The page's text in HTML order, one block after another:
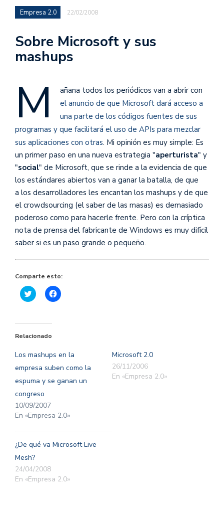
Empresa 2.0 22/02/2008
Sobre Microsoft y sus
mashups
M
añana todos los periódicos van a abrir con
el anuncio de que Microsoft dará acceso a
una parte de los códigos fuentes de sus
programas y que facilitará el uso de APIs para mezclar
sus aplicaciones con otras. Mi opinión es muy simple: Es
un primer paso en una nueva estrategia "aperturista" y
"social" de Microsoft, que se rinde a la evidencia de que
los estándares abiertos van a ganar la batalla, de que
a los desarrolladores les encantan los mashups y de que
el crowdsourcing (el saber de las masas) es demasiado
poderoso como para hacerle frente. Pero con la críptica
nota de prensa del fabricante de Windows es muy difícil
saber si es un paso grande o pequeño.
Comparte esto:
Haz
clic
Twitter
abre
una
ventana
nueva)
Haz
clic
una
ventana
Relacionado
Los mashups en la
empresa suben como la
espuma y se ganan un
congreso
10/09/2007
En «Empresa 2.0»
Microsoft 2.0
26/11/2006
En «Empresa 2.0»
¿De qué va Microsoft Live
Mesh?
24/04/2008
En «Empresa 2.0»